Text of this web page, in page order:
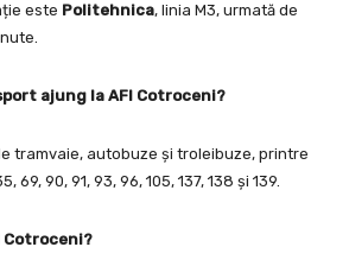
este Politehnica, linia M3, urmată de
ajung la AFI Cotroceni?
tramvaie, autobuze și troleibuze, printre
69, 90, 91, 93, 96, 105, 137, 138 și 139.
Cotroceni?